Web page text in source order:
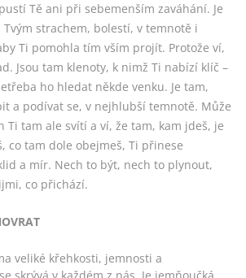
Tě ani při sebemenším zaváhání. Je
Tvým strachem, bolestí, v temnotě i
Ti pomohla tím vším projít. Protože ví,
Jsou tam klenoty, k nimž Ti nabízí klíč –
ho hledat někde venku. Je tam,
a podívat se, v nejhlubší temnotě. Může
Ti tam ale svítí a ví, že tam, kam jdeš, je
co tam dole obejmeš, Ti přinese
a mír. Nech to být, nech to plynout,
co přichází.
veliké křehkosti, jemnosti a